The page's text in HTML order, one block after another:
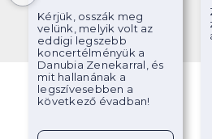
Kérjük, osszák meg
velünk, melyik volt az
eddigi legszebb
koncertélményük a
Danubia Zenekarral, és
mit hallanának a
legszívesebben a
következő évadban!